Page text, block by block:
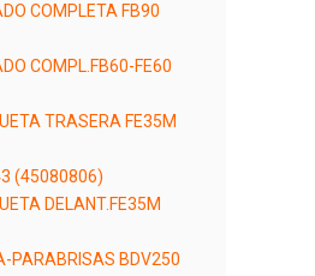
COMPLETA FB90
COMPL.FB60-FE60
TRASERA FE35M
(45080806)
DELANT.FE35M
PARABRISAS BDV250